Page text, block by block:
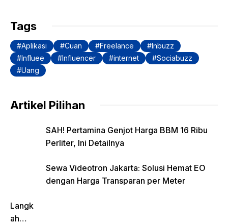
Tags
Aplikasi Cuan Freelance
Inbuzz
Influee
Influencer internet
Sociabuzz
Uang
Artikel Pilihan
SAH! Pertamina Genjot Harga BBM 16 Ribu
Perliter, Ini Detailnya
Sewa Videotron Jakarta: Solusi Hemat EO
dengan Harga Transparan per Meter
Langk
ah